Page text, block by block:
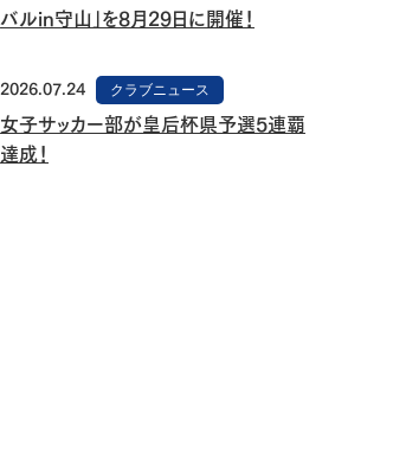
バルin守山」を8月29日に開催！
2026.07.24 クラブニュース
女子サッカー部が皇后杯県予選5連覇
達成！